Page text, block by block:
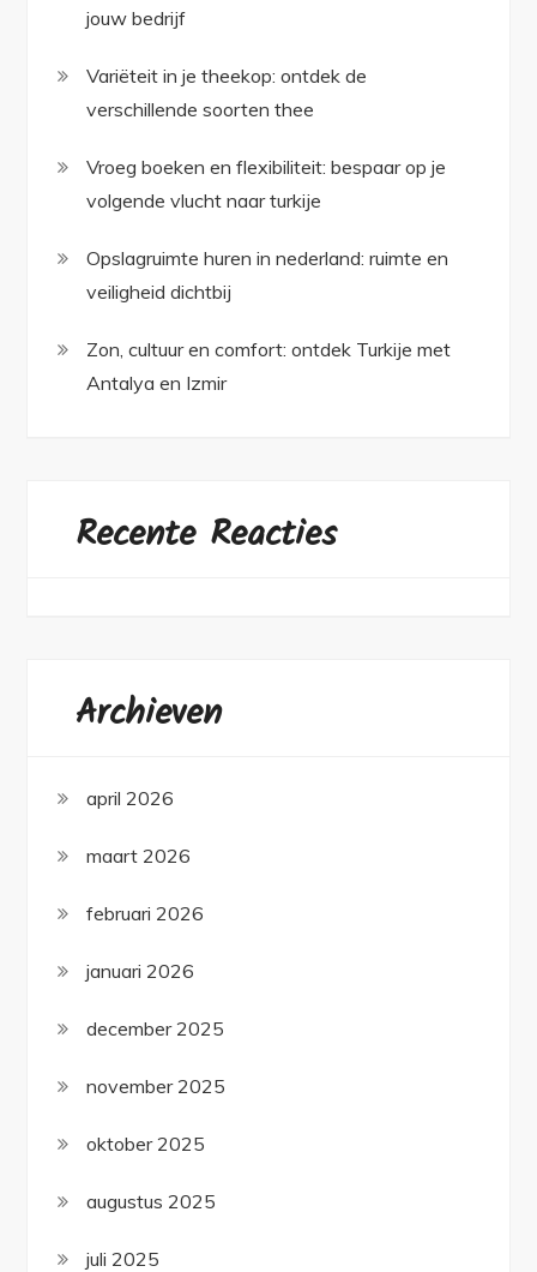
jouw bedrijf
Variëteit in je theekop: ontdek de
verschillende soorten thee
Vroeg boeken en flexibiliteit: bespaar op je
volgende vlucht naar turkije
Opslagruimte huren in nederland: ruimte en
veiligheid dichtbij
Zon, cultuur en comfort: ontdek Turkije met
Antalya en Izmir
Recente Reacties
Archieven
april 2026
maart 2026
februari 2026
januari 2026
december 2025
november 2025
oktober 2025
augustus 2025
juli 2025